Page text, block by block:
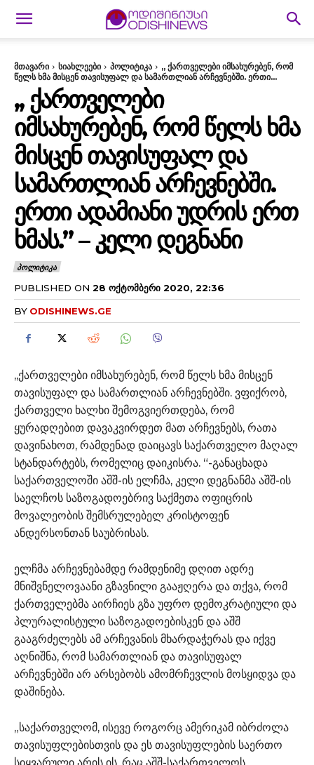
მთავარი სიახლეები პოლიტიკა
,, ქართველები იმსახურებენ, რომ
წელს ხმა მისცენ თავისუფალ და სამართლიან არჩევნებში. ერთი...
,, ᲥᲐᲠᲗᲕᲔᲚᲔᲑᲘ
ᲘᲛᲡᲐᲮᲣᲠᲔᲑᲔᲜ, ᲠᲝᲛ ᲬᲔᲚᲡ ᲮᲛᲐ
ᲛᲘᲡᲪᲔᲜ ᲗᲐᲕᲘᲡᲣᲤᲐᲚ ᲓᲐ
ᲡᲐᲛᲐᲠᲗᲚᲘᲐᲜ ᲐᲠᲩᲔᲕᲜᲔᲑᲨᲘ.
ᲔᲠᲗᲘ ᲐᲓᲐᲛᲘᲐᲜᲘ ᲣᲓᲠᲘᲡ ᲔᲠᲗ
ᲮᲛᲐᲡ.” – ᲙᲔᲚᲘ ᲓᲔᲒᲜᲐᲜᲘ
ᲞᲝᲚᲘᲢᲘᲙᲐ
PUBLISHED ON 28 ᲝᲥᲢᲝᲛᲑᲔᲠᲘ 2020, 22:36
BY ODISHINEWS.GE
,,ქართველები იმსახურებენ, რომ წელს ხმა მისცენ
თავისუფალ და სამართლიან არჩევნებში. ვფიქრობ,
ქართველი ხალხი შემოგვიერთდება, რომ
ყურადღებით დავაკვირდეთ მათ არჩევნებს, რათა
დავინახოთ, რამდენად დაიცავს საქართველო მაღალ
სტანდარტებს, რომელიც დაიკისრა. “-განაცხადა
საქართველოში აშშ-ის ელჩმა, კელი დეგნანმა აშშ-ის
საელჩოს საზოგადოებრივ საქმეთა ოფიცრის
მოვალეობის შემსრულებელ კრისტოფენ
ანდერსონთან საუბრისას.
ელჩმა არჩევნებამდე რამდენიმე დღით ადრე
მნიშვნელოვაანი გზავნილი გააჟღერა და თქვა, რომ
ქართველებმა აირჩიეს გზა უფრო დემოკრატიული და
პლურალისტული საზოგადოებისკენ და აშშ
გააგრძელებს ამ არჩევანის მხარდაჭერას და იქვე
აღნიშნა, რომ სამართლიან და თავისუფალ
არჩევნებში არ არსებობს ამომრჩევლის მოსყიდვა და
დაშინება.
„საქართველომ, ისევე როგორც ამერიკამ იბრძოლა
თავისუფლებისთვის და ეს თავისუფლების საერთო